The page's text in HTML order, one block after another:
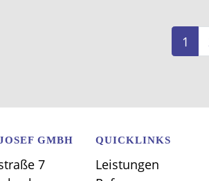
1
GMBH
7
QUICKLINKS
Leistungen